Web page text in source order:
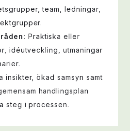
team, ledningar,
Praktiska eller
idéutveckling, utmaningar
insikter, ökad samsyn samt
handlingsplan
steg i processen.